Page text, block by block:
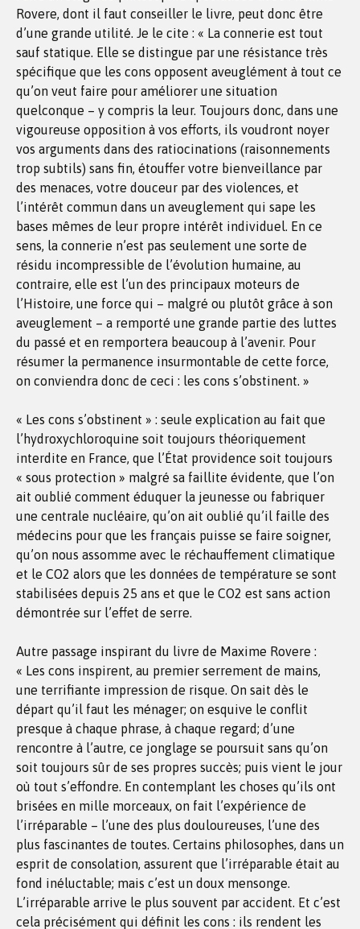
Rovere, dont il faut conseiller le livre, peut donc être
d’une grande utilité. Je le cite : « La connerie est tout
sauf statique. Elle se distingue par une résistance très
spécifique que les cons opposent aveuglément à tout ce
qu’on veut faire pour améliorer une situation
quelconque – y compris la leur. Toujours donc, dans une
vigoureuse opposition à vos efforts, ils voudront noyer
vos arguments dans des ratiocinations (raisonnements
trop subtils) sans fin, étouffer votre bienveillance par
des menaces, votre douceur par des violences, et
l’intérêt commun dans un aveuglement qui sape les
bases mêmes de leur propre intérêt individuel. En ce
sens, la connerie n’est pas seulement une sorte de
résidu incompressible de l’évolution humaine, au
contraire, elle est l’un des principaux moteurs de
l’Histoire, une force qui – malgré ou plutôt grâce à son
aveuglement – a remporté une grande partie des luttes
du passé et en remportera beaucoup à l’avenir. Pour
résumer la permanence insurmontable de cette force,
on conviendra donc de ceci : les cons s’obstinent. »
« Les cons s’obstinent » : seule explication au fait que
l’hydroxychloroquine soit toujours théoriquement
interdite en France, que l’État providence soit toujours
« sous protection » malgré sa faillite évidente, que l’on
ait oublié comment éduquer la jeunesse ou fabriquer
une centrale nucléaire, qu’on ait oublié qu’il faille des
médecins pour que les français puisse se faire soigner,
qu’on nous assomme avec le réchauffement climatique
et le CO2 alors que les données de température se sont
stabilisées depuis 25 ans et que le CO2 est sans action
démontrée sur l’effet de serre.
Autre passage inspirant du livre de Maxime Rovere :
« Les cons inspirent, au premier serrement de mains,
une terrifiante impression de risque. On sait dès le
départ qu’il faut les ménager; on esquive le conflit
presque à chaque phrase, à chaque regard; d’une
rencontre à l’autre, ce jonglage se poursuit sans qu’on
soit toujours sûr de ses propres succès; puis vient le jour
où tout s’effondre. En contemplant les choses qu’ils ont
brisées en mille morceaux, on fait l’expérience de
l’irréparable – l’une des plus douloureuses, l’une des
plus fascinantes de toutes. Certains philosophes, dans un
esprit de consolation, assurent que l’irréparable était au
fond inéluctable; mais c’est un doux mensonge.
L’irréparable arrive le plus souvent par accident. Et c’est
cela précisément qui définit les cons : ils rendent les